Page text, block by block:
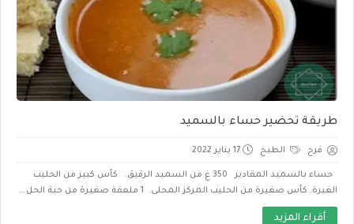
طريقة تحضير حساء بالسميد
فرح الطبخ 17 يناير 2022
حساء بالسميد المقادير 350 غ من السميد الرقيق. كأس كبير من الحليب
الغبرة. كأس صغيرة من الحليب المركز المحلى. 1 ملعقة صغيرة من حبة الحل...
أقراء المزيد